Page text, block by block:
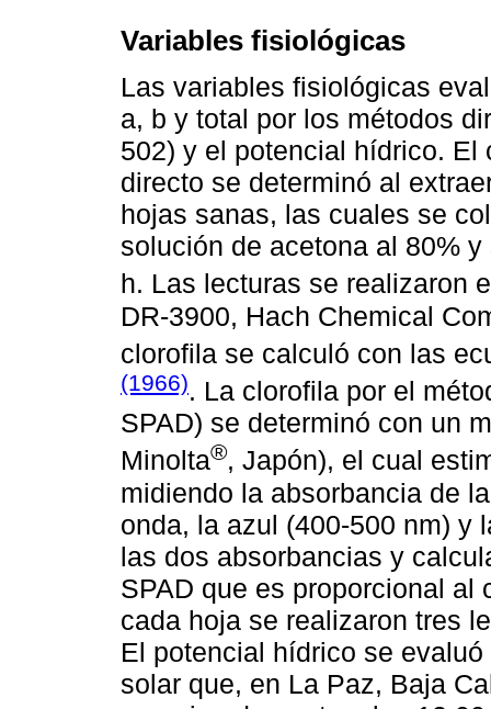
Variables fisiológicas
Las variables fisiológicas
a, b y total por los métodos
502) y el potencial hídrico. El
directo se determinó al
hojas sanas, las cuales se
solución de acetona al 80%
h. Las lecturas se realizaron
DR-3900, Hach Chemical
clorofila se calculó con las
(1966). La clorofila por el
SPAD) se determinó con un
Minolta®, Japón), el cual
midiendo la absorbancia de
onda, la azul (400-500 nm) y
las dos absorbancias y
SPAD que es proporcional al
cada hoja se realizaron tres
El potencial hídrico se
solar que, en La Paz, Baja